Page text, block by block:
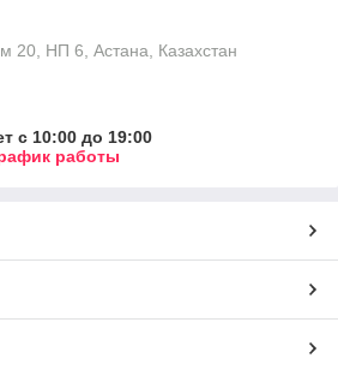
20, НП 6, Астана, Казахстан
с 10:00 до 19:00
работы